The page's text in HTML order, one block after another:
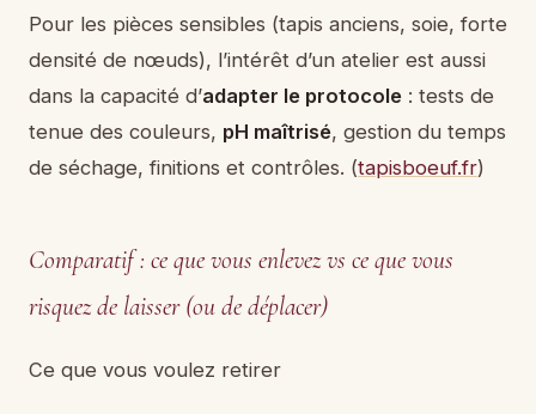
Pour les pièces sensibles (tapis anciens, soie, forte
densité de nœuds), l’intérêt d’un atelier est aussi
dans la capacité d’adapter le protocole : tests de
tenue des couleurs, pH maîtrisé, gestion du temps
de séchage, finitions et contrôles. (tapisboeuf.fr)
Comparatif : ce que vous enlevez vs ce que vous
risquez de laisser (ou de déplacer)
Ce que vous voulez retirer